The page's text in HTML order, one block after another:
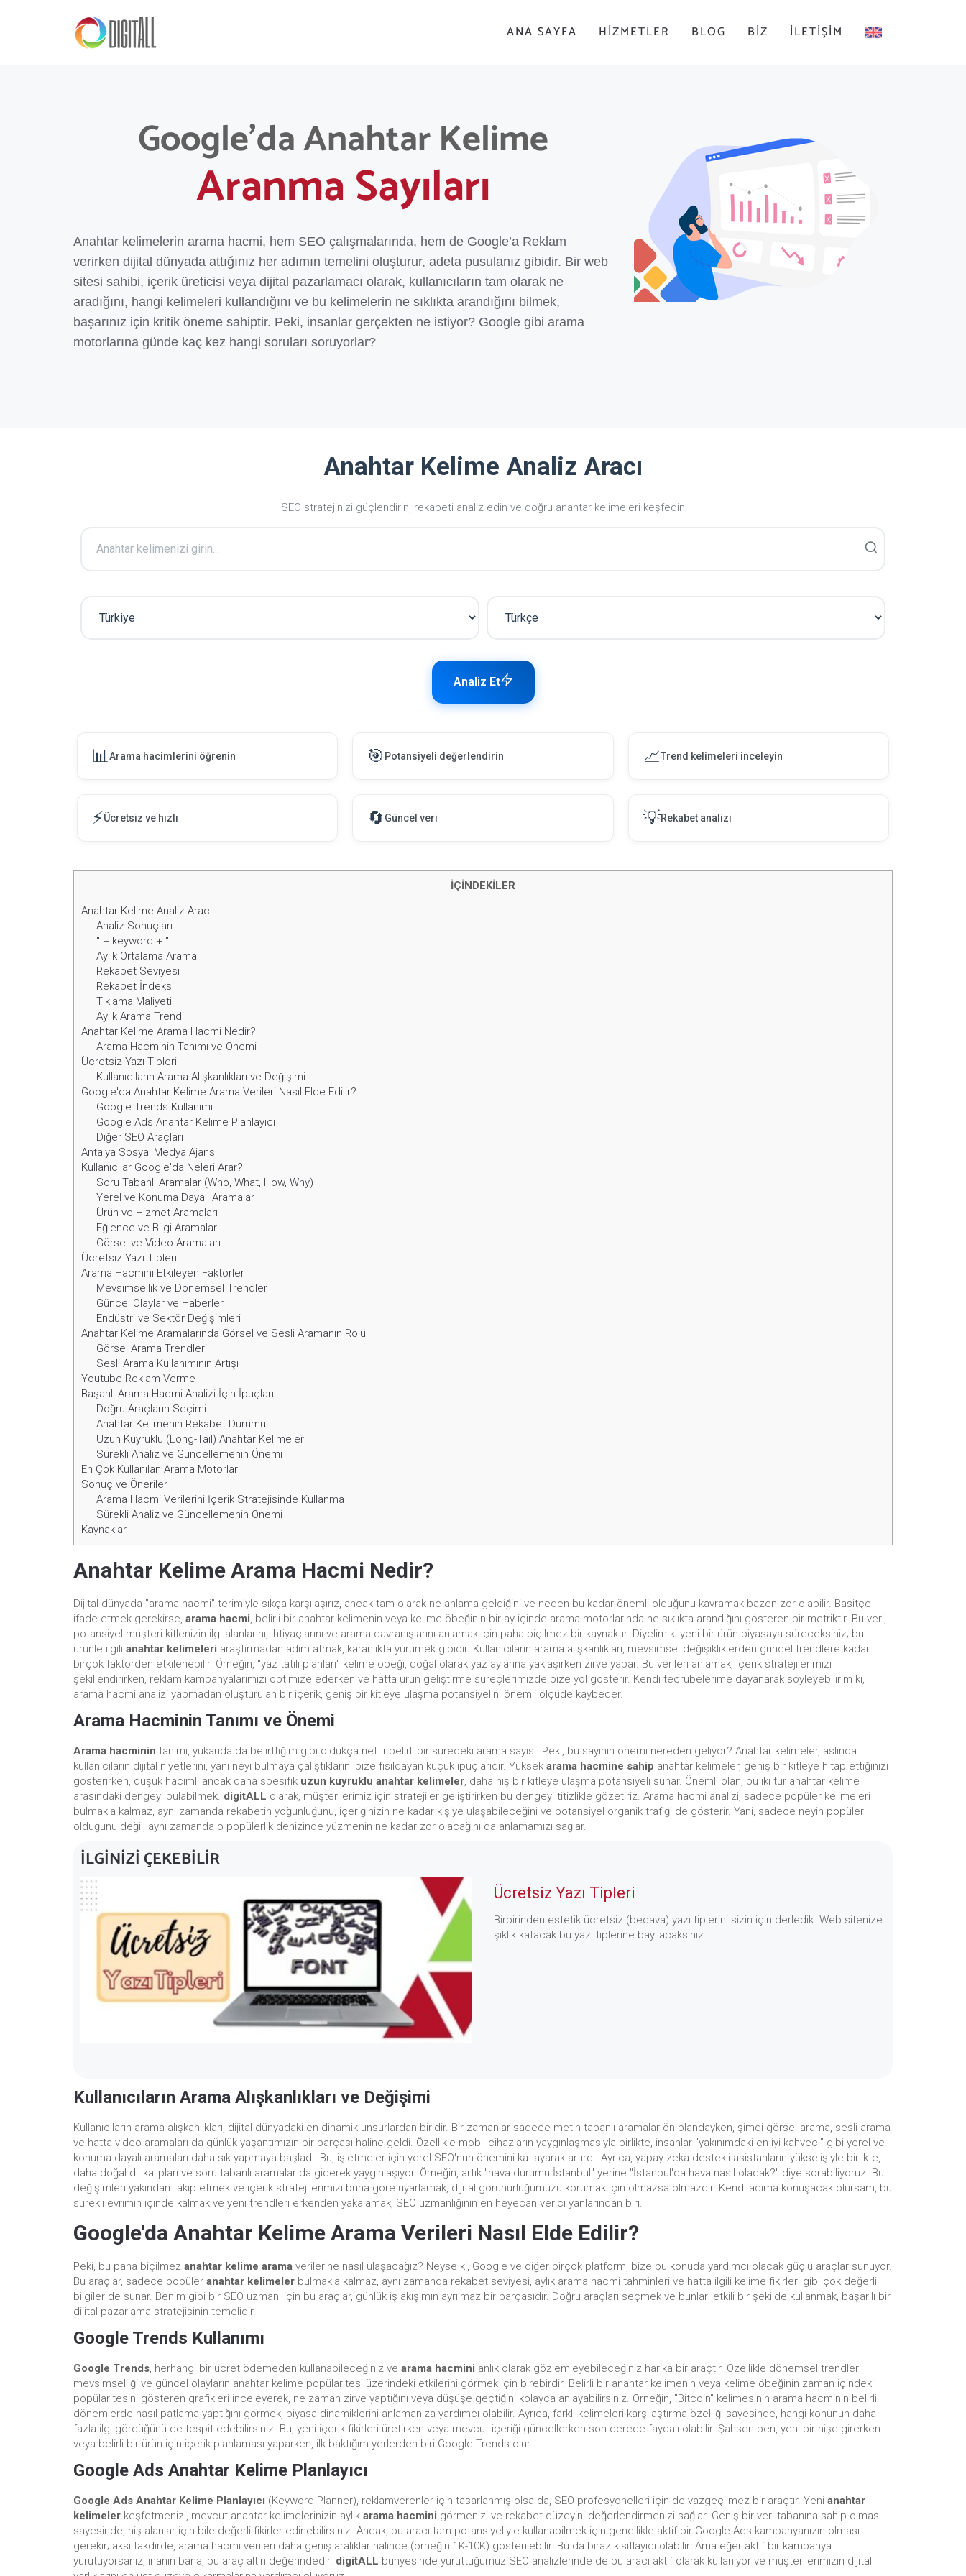
ANA SAYFA HIZMETLER BLOG BIZ İLETIŞIM
Google'da Anahtar Kelime
Aranma Sayıları
Anahtar kelimelerin arama hacmi, hem SEO çalışmalarında, hem de Google’a Reklam
verirken dijital dünyada attığınız her adımın temelini oluşturur, adeta pusulanız gibidir. Bir web
sitesi sahibi, içerik üreticisi veya dijital pazarlamacı olarak, kullanıcıların tam olarak ne
aradığını, hangi kelimeleri kullandığını ve bu kelimelerin ne sıklıkta arandığını bilmek,
başarınız için kritik öneme sahiptir. Peki, insanlar gerçekten ne istiyor? Google gibi arama
motorlarına günde kaç kez hangi soruları soruyorlar?
Anahtar Kelime Analiz Aracı
SEO stratejinizi güçlendirin, rekabeti analiz edin ve doğru anahtar kelimeleri keşfedin
Analiz Et
📊Arama hacimlerini öğrenin 🎯 Potansiyeli değerlendirin 📈Trend kelimeleri inceleyin
⚡Ücretsiz ve hızlı 🔄 Güncel veri 💡Rekabet analizi
İÇİNDEKİLER
Anahtar Kelime Analiz Aracı
Analiz Sonuçları
" + keyword + "
Aylık Ortalama Arama
Rekabet Seviyesi
Rekabet İndeksi
Tıklama Maliyeti
Aylık Arama Trendi
Anahtar Kelime Arama Hacmi Nedir?
Arama Hacminin Tanımı ve Önemi
Ücretsiz Yazı Tipleri
Kullanıcıların Arama Alışkanlıkları ve Değişimi
Google'da Anahtar Kelime Arama Verileri Nasıl Elde Edilir?
Google Trends Kullanımı
Google Ads Anahtar Kelime Planlayıcı
Diğer SEO Araçları
Antalya Sosyal Medya Ajansı
Kullanıcılar Google'da Neleri Arar?
Soru Tabanlı Aramalar (Who, What, How, Why)
Yerel ve Konuma Dayalı Aramalar
Ürün ve Hizmet Aramaları
Eğlence ve Bilgi Aramaları
Görsel ve Video Aramaları
Ücretsiz Yazı Tipleri
Arama Hacmini Etkileyen Faktörler
Mevsimsellik ve Dönemsel Trendler
Güncel Olaylar ve Haberler
Endüstri ve Sektör Değişimleri
Anahtar Kelime Aramalarında Görsel ve Sesli Aramanın Rolü
Görsel Arama Trendleri
Sesli Arama Kullanımının Artışı
Youtube Reklam Verme
Başarılı Arama Hacmi Analizi İçin İpuçları
Doğru Araçların Seçimi
Anahtar Kelimenin Rekabet Durumu
Uzun Kuyruklu (Long-Tail) Anahtar Kelimeler
Sürekli Analiz ve Güncellemenin Önemi
En Çok Kullanılan Arama Motorları
Sonuç ve Öneriler
Arama Hacmi Verilerini İçerik Stratejisinde Kullanma
Sürekli Analiz ve Güncellemenin Önemi
Kaynaklar
Anahtar Kelime Arama Hacmi Nedir?
Dijital dünyada "arama hacmi" terimiyle sıkça karşılaşırız, ancak tam olarak ne anlama geldiğini ve neden bu kadar önemli olduğunu kavramak bazen zor olabilir. Basitçe
ifade etmek gerekirse, arama hacmi, belirli bir anahtar kelimenin veya kelime öbeğinin bir ay içinde arama motorlarında ne sıklıkta arandığını gösteren bir metriktir. Bu veri,
potansiyel müşteri kitlenizin ilgi alanlarını, ihtiyaçlarını ve arama davranışlarını anlamak için paha biçilmez bir kaynaktır. Diyelim ki yeni bir ürün piyasaya süreceksiniz; bu
ürünle ilgili anahtar kelimeleri araştırmadan adım atmak, karanlıkta yürümek gibidir. Kullanıcıların arama alışkanlıkları, mevsimsel değişikliklerden güncel trendlere kadar
birçok faktörden etkilenebilir. Örneğin, "yaz tatili planları" kelime öbeği, doğal olarak yaz aylarına yaklaşırken zirve yapar. Bu verileri anlamak, içerik stratejilerimizi
şekillendirirken, reklam kampanyalarımızı optimize ederken ve hatta ürün geliştirme süreçlerimizde bize yol gösterir. Kendi tecrübelerime dayanarak söyleyebilirim ki,
arama hacmi analizi yapmadan oluşturulan bir içerik, geniş bir kitleye ulaşma potansiyelini önemli ölçüde kaybeder.
Arama Hacminin Tanımı ve Önemi
Arama hacminin tanımı, yukarıda da belirttiğim gibi oldukça nettir:belirli bir süredeki arama sayısı. Peki, bu sayının önemi nereden geliyor? Anahtar kelimeler, aslında
kullanıcıların dijital niyetlerini, yani neyi bulmaya çalıştıklarını bize fısıldayan küçük ipuçlarıdır. Yüksek arama hacmine sahip anahtar kelimeler, geniş bir kitleye hitap ettiğinizi
gösterirken, düşük hacimli ancak daha spesifik uzun kuyruklu anahtar kelimeler, daha niş bir kitleye ulaşma potansiyeli sunar. Önemli olan, bu iki tür anahtar kelime
arasındaki dengeyi bulabilmek. digitALL olarak, müşterilerimiz için stratejiler geliştirirken bu dengeyi titizlikle gözetiriz. Arama hacmi analizi, sadece popüler kelimeleri
bulmakla kalmaz, aynı zamanda rekabetin yoğunluğunu, içeriğinizin ne kadar kişiye ulaşabileceğini ve potansiyel organik trafiği de gösterir. Yani, sadece neyin popüler
olduğunu değil, aynı zamanda o popülerlik denizinde yüzmenin ne kadar zor olacağını da anlamamızı sağlar.
İLGINIZI ÇEKEBILIR
Ücretsiz Yazı Tipleri
Birbirinden estetik ücretsiz (bedava) yazı tiplerini sizin için derledik. Web sitenize
şıklık katacak bu yazı tiplerine bayılacaksınız.
Kullanıcıların Arama Alışkanlıkları ve Değişimi
Kullanıcıların arama alışkanlıkları, dijital dünyadaki en dinamik unsurlardan biridir. Bir zamanlar sadece metin tabanlı aramalar ön plandayken, şimdi görsel arama, sesli arama
ve hatta video aramaları da günlük yaşantımızın bir parçası haline geldi. Özellikle mobil cihazların yaygınlaşmasıyla birlikte, insanlar "yakınımdaki en iyi kahveci" gibi yerel ve
konuma dayalı aramaları daha sık yapmaya başladı. Bu, işletmeler için yerel SEO'nun önemini katlayarak artırdı. Ayrıca, yapay zeka destekli asistanların yükselişiyle birlikte,
daha doğal dil kalıpları ve soru tabanlı aramalar da giderek yaygınlaşıyor. Örneğin, artık "hava durumu İstanbul" yerine "İstanbul'da hava nasıl olacak?" diye sorabiliyoruz. Bu
değişimleri yakından takip etmek ve içerik stratejilerimizi buna göre uyarlamak, dijital görünürlüğümüzü korumak için olmazsa olmazdır. Kendi adıma konuşacak olursam, bu
sürekli evrimin içinde kalmak ve yeni trendleri erkenden yakalamak, SEO uzmanlığının en heyecan verici yanlarından biri.
Google'da Anahtar Kelime Arama Verileri Nasıl Elde Edilir?
Peki, bu paha biçilmez anahtar kelime arama verilerine nasıl ulaşacağız? Neyse ki, Google ve diğer birçok platform, bize bu konuda yardımcı olacak güçlü araçlar sunuyor.
Bu araçlar, sadece popüler anahtar kelimeler bulmakla kalmaz, aynı zamanda rekabet seviyesi, aylık arama hacmi tahminleri ve hatta ilgili kelime fikirleri gibi çok değerli
bilgiler de sunar. Benim gibi bir SEO uzmanı için bu araçlar, günlük iş akışımın ayrılmaz bir parçasıdır. Doğru araçları seçmek ve bunları etkili bir şekilde kullanmak, başarılı bir
dijital pazarlama stratejisinin temelidir.
Google Trends Kullanımı
Google Trends, herhangi bir ücret ödemeden kullanabileceğiniz ve arama hacmini anlık olarak gözlemleyebileceğiniz harika bir araçtır. Özellikle dönemsel trendleri,
mevsimselliği ve güncel olayların anahtar kelime popülaritesi üzerindeki etkilerini görmek için birebirdir. Belirli bir anahtar kelimenin veya kelime öbeğinin zaman içindeki
popülaritesini gösteren grafikleri inceleyerek, ne zaman zirve yaptığını veya düşüşe geçtiğini kolayca anlayabilirsiniz. Örneğin, "Bitcoin" kelimesinin arama hacminin belirli
dönemlerde nasıl patlama yaptığını görmek, piyasa dinamiklerini anlamanıza yardımcı olabilir. Ayrıca, farklı kelimeleri karşılaştırma özelliği sayesinde, hangi konunun daha
fazla ilgi gördüğünü de tespit edebilirsiniz. Bu, yeni içerik fikirleri üretirken veya mevcut içeriği güncellerken son derece faydalı olabilir. Şahsen ben, yeni bir nişe girerken
veya belirli bir ürün için içerik planlaması yaparken, ilk baktığım yerlerden biri Google Trends olur.
Google Ads Anahtar Kelime Planlayıcı
Google Ads Anahtar Kelime Planlayıcı (Keyword Planner), reklamverenler için tasarlanmış olsa da, SEO profesyonelleri için de vazgeçilmez bir araçtır. Yeni anahtar
kelimeler keşfetmenizi, mevcut anahtar kelimelerinizin aylık arama hacmini görmenizi ve rekabet düzeyini değerlendirmenizi sağlar. Geniş bir veri tabanına sahip olması
sayesinde, niş alanlar için bile değerli fikirler edinebilirsiniz. Ancak, bu aracı tam potansiyeliyle kullanabilmek için genellikle aktif bir Google Ads kampanyanızın olması
gerekir; aksi takdirde, arama hacmi verileri daha geniş aralıklar halinde (örneğin 1K-10K) gösterilebilir. Bu da biraz kısıtlayıcı olabilir. Ama eğer aktif bir kampanya
yürütüyorsanız, inanın bana, bu araç altın değerindedir. digitALL bünyesinde yürüttüğümüz SEO analizlerinde de bu aracı aktif olarak kullanıyor ve müşterilerimizin dijital